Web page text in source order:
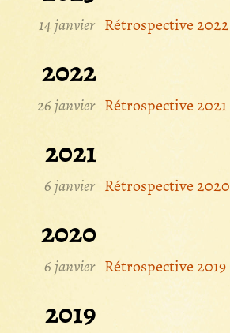
14 janvier Rétrospective 2022
2022
26 janvier Rétrospective 2021
2021
6 janvier Rétrospective 2020
2020
6 janvier Rétrospective 2019
2019